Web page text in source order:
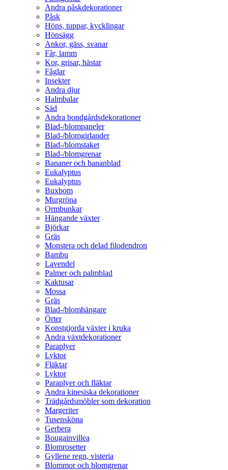
Andra påskdekorationer
Påsk
Höns, tuppar, kycklingar
Hönsägg
Ankor, gäss, svanar
Får, lamm
Kor, grisar, hästar
Fåglar
Insekter
Andra djur
Halmbalar
Säd
Andra bondgårdsdekorationer
Blad-/blompaneler
Blad-/blomgirlander
Blad-/blomstaket
Blad-/blomgrenar
Bananer och bananblad
Eukalyptus
Eukalyptus
Buxbom
Murgröna
Ormbunkar
Hängande växter
Björkar
Gräs
Monstera och delad filodendron
Bambu
Lavendel
Palmer och palmblad
Kaktusar
Mossa
Gräs
Blad-/blomhängare
Örter
Konstgjorda växter i kruka
Andra växtdekorationer
Paraplyer
Lyktor
Fläktar
Lyktor
Paraplyer och fläktar
Andra kinesiska dekorationer
Trädgårdsmöbler som dekoration
Margeriter
Tusensköna
Gerbera
Bougainvillea
Blomrosetter
Gyllene regn, visteria
Blommor och blomgrenar